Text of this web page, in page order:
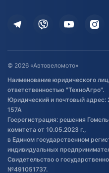
Дополнительные услуги
Оставить отзыв
Договор публичной оферты
Обработка файлов cookie
Постановка транспорта на
Обновления в ЭПТС 2024
© 2026 «Автовеломото»
Наименование юридического
ответственностью "ТехноАгро".
Юридический и почтовый адрес:
157А
Госрегистрация: решения
комитета от 10.05.2023 г.,
в Едином государственном
индивидуальных
Свидетельство о
№491051737.